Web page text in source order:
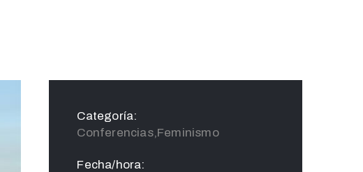
Categoría:
Conferencias,Feminismo
Fecha/hora: